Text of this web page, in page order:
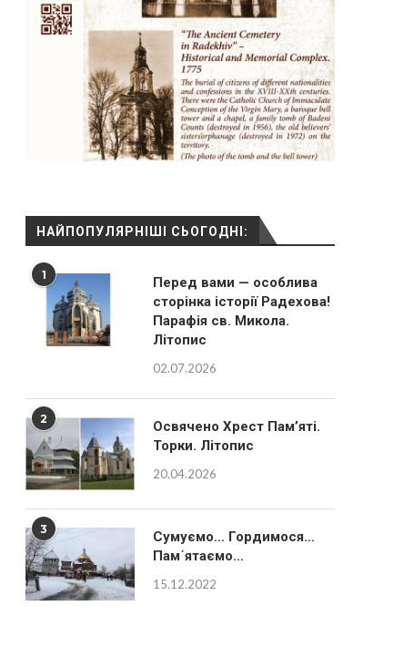
НАЙПОПУЛЯРНІШІ СЬОГОДНІ:
1
Перед вами — особлива
сторінка історії Радехова!
Парафія св. Микола.
Літопис
02.07.2026
2
Освячено Хрест Пам’яті.
Торки. Літопис
20.04.2026
3
Сумуємо… Гордимося…
Пам´ятаємо…
15.12.2022